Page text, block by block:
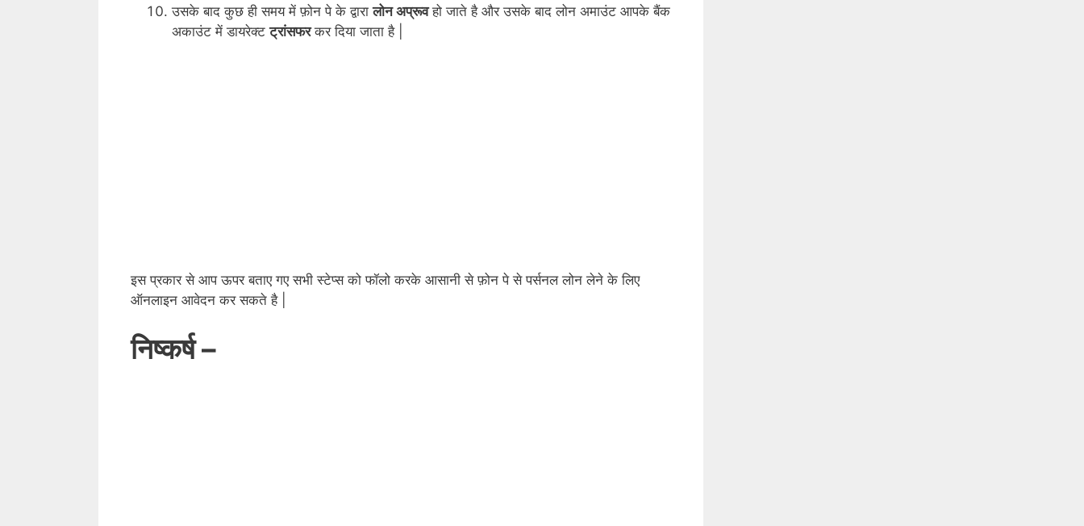
उसके बाद कुछ ही समय में फ़ोन पे के द्वारालोन अप्रूवहो जाते है और उसके बाद लोन अमाउंट आपके बैंक
अकाउंट में डायरेक्टट्रांसफरकर दिया जाता है |
इस प्रकार से आप ऊपर बताए गए सभी स्टेप्स को फॉलो करके आसानी से फ़ोन पे से पर्सनल लोन लेने के लिए
ऑनलाइन आवेदन कर सकते है |
निष्कर्ष –